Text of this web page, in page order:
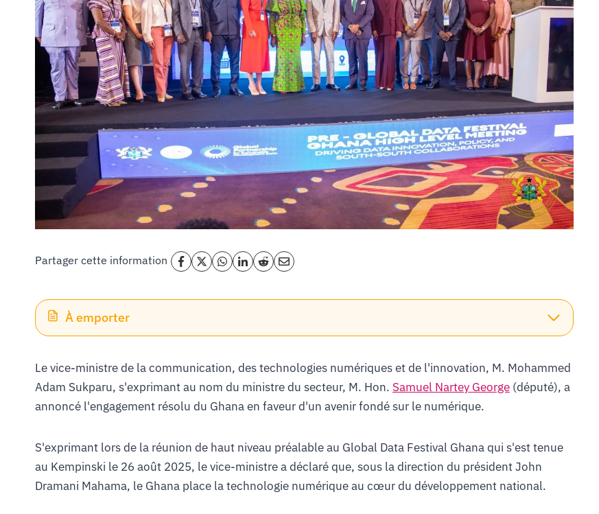
Partager cette information
À emporter
Le vice-ministre de la communication, des technologies numériques et de l'innovation, M. Mohammed
Adam Sukparu, s'exprimant au nom du ministre du secteur, M. Hon. Samuel Nartey George (député), a
annoncé l'engagement résolu du Ghana en faveur d'un avenir fondé sur le numérique.
S'exprimant lors de la réunion de haut niveau préalable au Global Data Festival Ghana qui s'est tenue
au Kempinski le 26 août 2025, le vice-ministre a déclaré que, sous la direction du président John
Dramani Mahama, le Ghana place la technologie numérique au cœur du développement national.